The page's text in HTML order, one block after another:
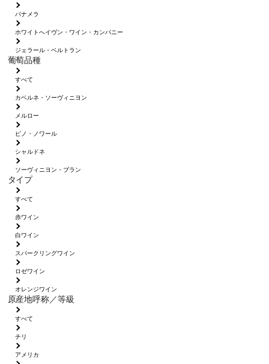
パナメラ
ホワイトへイヴン・ワイン・カンパニー
ジェラール・ベルトラン
葡萄品種
すべて
カベルネ・ソーヴィニヨン
メルロー
ピノ・ノワール
シャルドネ
ソーヴィニヨン・ブラン
タイプ
すべて
赤ワイン
白ワイン
スパークリングワイン
ロゼワイン
オレンジワイン
原産地呼称／等級
すべて
チリ
アメリカ